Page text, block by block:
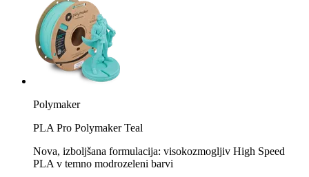
Polymaker
PLA Pro Polymaker Teal
Nova, izboljšana formulacija: visokozmogljiv High Speed
PLA v temno modrozeleni barvi